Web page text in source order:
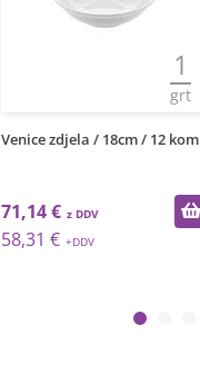
1
grt
Melodie zdjela consume / 32cl
40,21 €
32,96 €